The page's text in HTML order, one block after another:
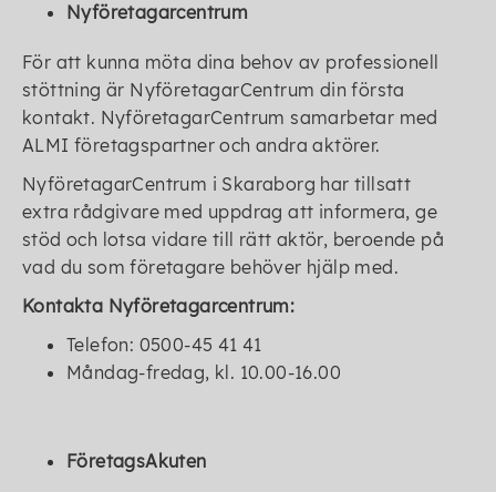
Nyföretagarcentrum
För att kunna möta dina behov av professionell
stöttning är NyföretagarCentrum din första
kontakt. NyföretagarCentrum samarbetar med
ALMI företagspartner och andra aktörer.
NyföretagarCentrum i Skaraborg har tillsatt
extra rådgivare med uppdrag att informera, ge
stöd och lotsa vidare till rätt aktör, beroende på
vad du som företagare behöver hjälp med.
Kontakta Nyföretagarcentrum:
Telefon: 0500-45 41 41
Måndag-fredag, kl. 10.00-16.00
FöretagsAkuten